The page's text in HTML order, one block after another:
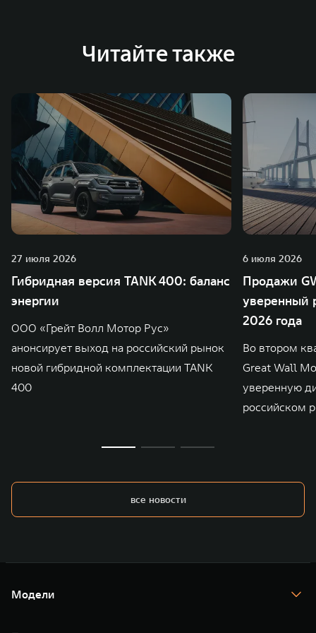
зарубежных – в России, Таиланде, Бразилии и Индии, а
Читайте также
27 июля 2026
Гибридная версия TANK 400: баланс
энергии
ООО «Грейт Волл Мотор Рус»
анонсирует выход на российский рынок
новой гибридной комплектации TANK
400
6 июля 2026
Продажи
уверенный
2026 года
Во втором
Great Wall
уверенную
российском
все новости
Модели